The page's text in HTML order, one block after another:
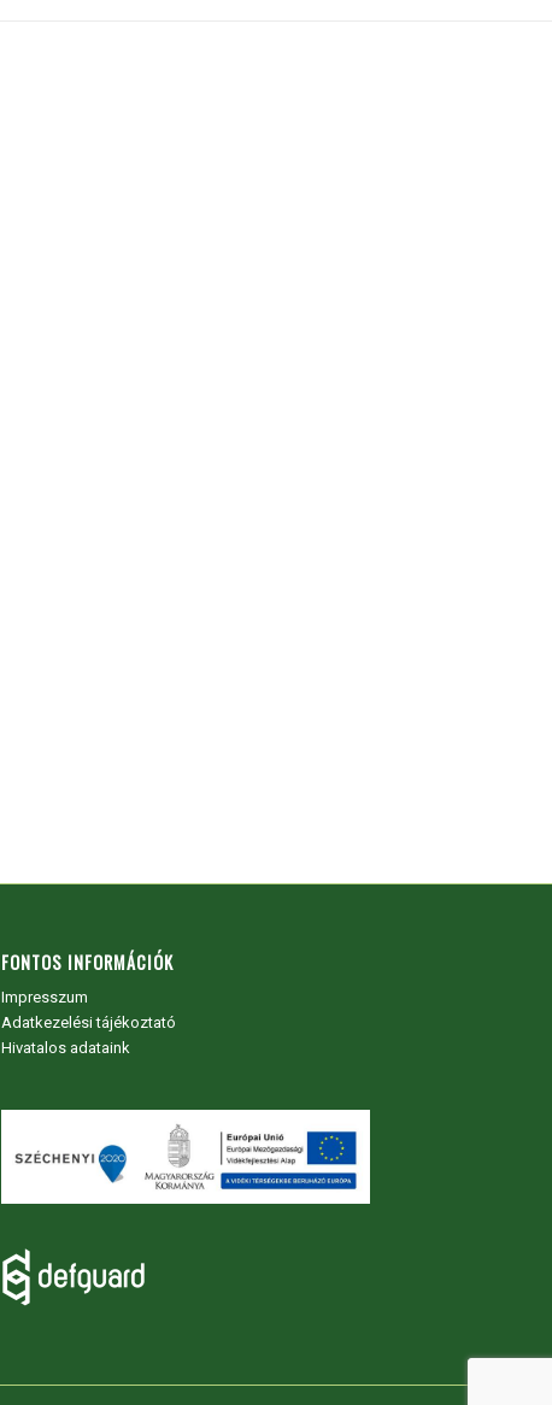
FONTOS INFORMÁCIÓK
Impresszum
Adatkezelési tájékoztató
Hivatalos adataink